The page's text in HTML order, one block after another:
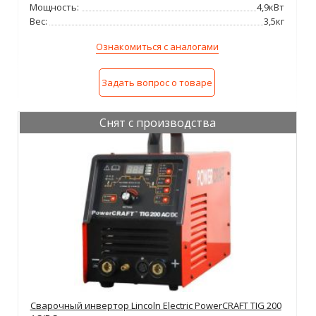
Мощность:
4,9кВт
Вес:
3,5кг
Ознакомиться с аналогами
Задать вопрос о товаре
Снят с производства
Сварочный инвертор Lincoln Electric PowerCRAFT TIG 200